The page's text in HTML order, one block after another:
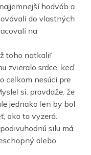
hodváb a
do vlastných
na
toho natkali!’
zvieralo srdce, keď
celkom nesúci pre
si, pravdaže, že
jednako len by bol
ako to vyzerá.
silu má
alebo